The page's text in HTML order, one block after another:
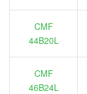
CMF
44B20L
CMF
46B24L